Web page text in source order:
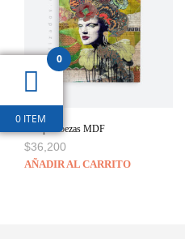
Rompecabezas MDF
$36,200
AÑADIR AL CARRITO
0
0 ITEM